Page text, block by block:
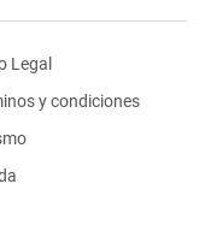
Legal
y condiciones